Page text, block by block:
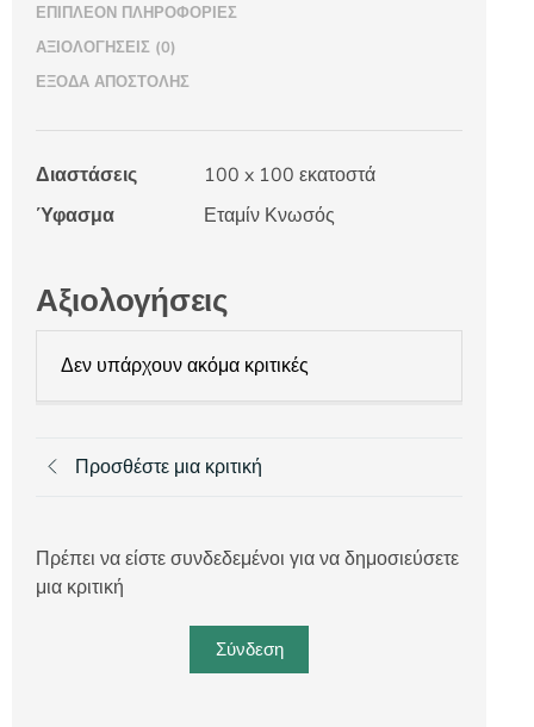
ΕΠΙΠΛΈΟΝ ΠΛΗΡΟΦΟΡΊΕΣ
ΑΞΙΟΛΟΓΉΣΕΙΣ (0)
ΈΞΟΔΑ ΑΠΟΣΤΟΛΉΣ
Διαστάσεις
100 x 100 εκατοστά
Ύφασμα
Εταμίν Κνωσός
Αξιολογήσεις
Δεν υπάρχουν ακόμα κριτικές
Προσθέστε μια κριτική
Πρέπει να είστε συνδεδεμένοι για να δημοσιεύσετε
μια κριτική
Σύνδεση